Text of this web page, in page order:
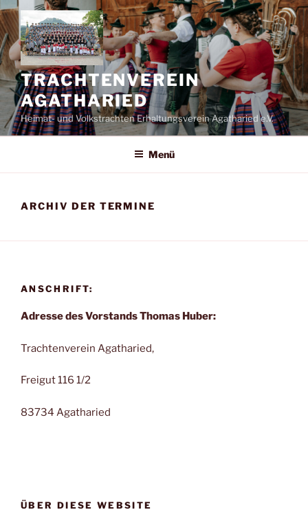
Zum
Inhalt
springen
TRACHTENVEREIN
AGATHARIED
Heimat- und Volkstrachten Erhaltungsverein Agatharied e.V.
Menü
ARCHIV DER TERMINE
ANSCHRIFT:
Adresse des Vorstands Thomas Huber:
Trachtenverein Agatharied,
Freigut 116 1/2
83734 Agatharied
ÜBER DIESE WEBSITE